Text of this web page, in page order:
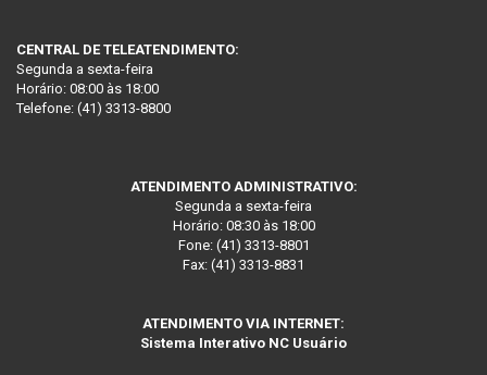
CENTRAL DE TELEATENDIMENTO:
Segunda a sexta-feira
Horário: 08:00 às 18:00
Telefone: (41) 3313-8800
ATENDIMENTO ADMINISTRATIVO:
Segunda a sexta-feira
Horário: 08:30 às 18:00
Fone: (41) 3313-8801
Fax: (41) 3313-8831
ATENDIMENTO VIA INTERNET:
Sistema Interativo NC Usuário